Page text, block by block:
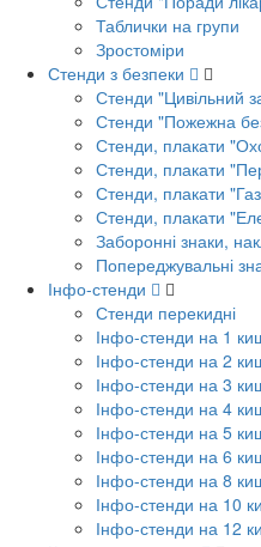
Таблички на групи
Зростоміри
Стенди з безпеки
Стенди "Цивільний
Стенди "Пожежна
Стенди, плакати
Стенди, плакати
Стенди, плакати
Стенди, плакати
Заборонні знаки,
Попереджувальні
Інфо-стенди
Стенди перекидні
Інфо-стенди на 1
Інфо-стенди на 2
Інфо-стенди на 3
Інфо-стенди на 4
Інфо-стенди на 5
Інфо-стенди на 6
Інфо-стенди на 8
Інфо-стенди на 10
Інфо-стенди на 12